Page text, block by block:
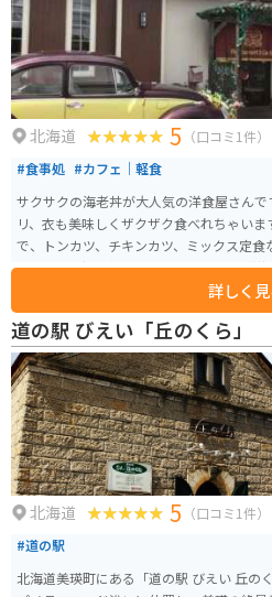
北海道 5 （口コミ1件）
#食事処 #カフェ｜軽食
サクサクの海老丼が大人気の洋食屋さん
リ、衣も美味しくザクザク食べれちゃい
で、トンカツ、チキンカツ、ミックス定食
あります。持ち帰り用のジュンドック（
のお供に買いたくなります。デザートも
方はサンドイッチやチキンライスもあり
みたくなるお店です。
詳しく
道の駅 びえい「丘のくら」
北海道 5 （口コミ1件）
#道の駅
北海道美瑛町にある「道の駅 びえい 丘の